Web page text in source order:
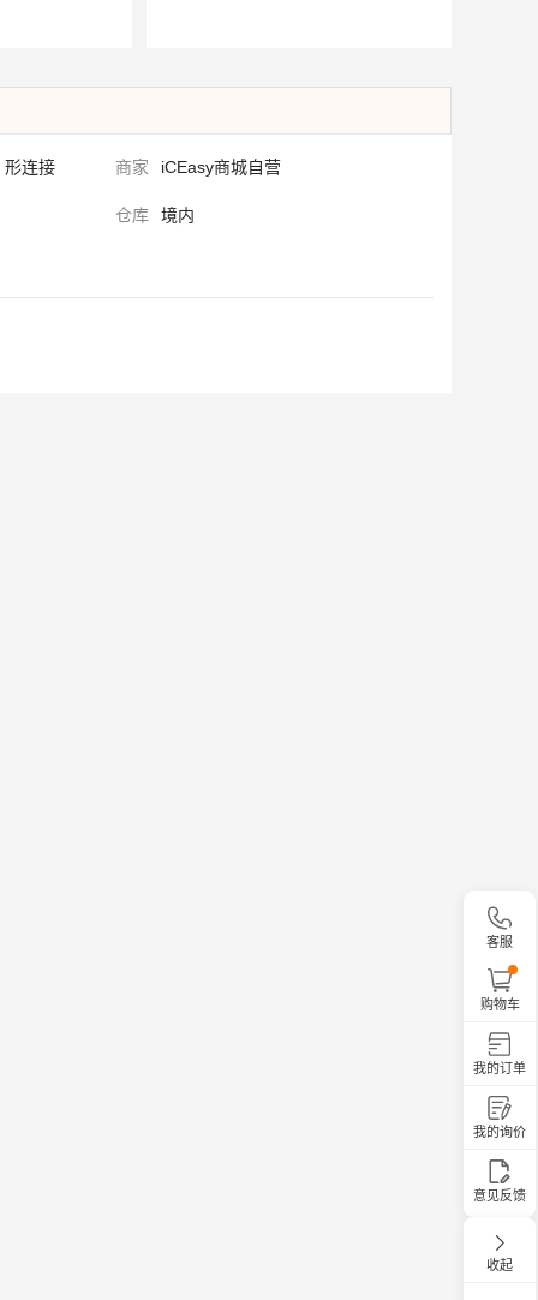
客服
购物车
我的订单
我的询价
意见反馈
收起
形连接 商家 iCEasy商城自营
仓库 境内